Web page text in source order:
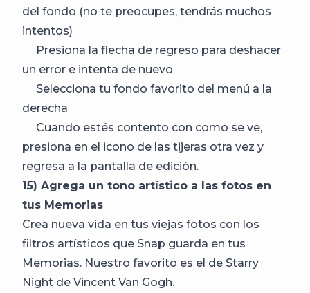
del fondo (no te preocupes, tendrás muchos
intentos)
Presiona la flecha de regreso para deshacer
un error e intenta de nuevo
Selecciona tu fondo favorito del menú a la
derecha
Cuando estés contento con como se ve,
presiona en el icono de las tijeras otra vez y
regresa a la pantalla de edición.
15) Agrega un tono artístico a las fotos en
tus Memorias
Crea nueva vida en tus viejas fotos con los
filtros artísticos que Snap guarda en tus
Memorias. Nuestro favorito es el de Starry
Night de Vincent Van Gogh.